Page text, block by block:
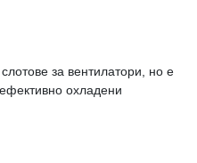
за вентилатори, но е
охладени